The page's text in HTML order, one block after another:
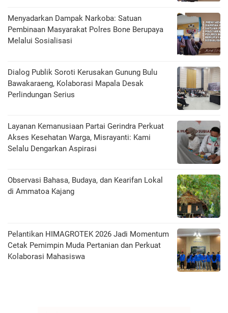
Menyadarkan Dampak Narkoba: Satuan
Pembinaan Masyarakat Polres Bone Berupaya
Melalui Sosialisasi
Dialog Publik Soroti Kerusakan Gunung Bulu
Bawakaraeng, Kolaborasi Mapala Desak
Perlindungan Serius
Layanan Kemanusiaan Partai Gerindra Perkuat
Akses Kesehatan Warga, Misrayanti: Kami
Selalu Dengarkan Aspirasi
Observasi Bahasa, Budaya, dan Kearifan Lokal
di Ammatoa Kajang
Pelantikan HIMAGROTEK 2026 Jadi Momentum
Cetak Pemimpin Muda Pertanian dan Perkuat
Kolaborasi Mahasiswa